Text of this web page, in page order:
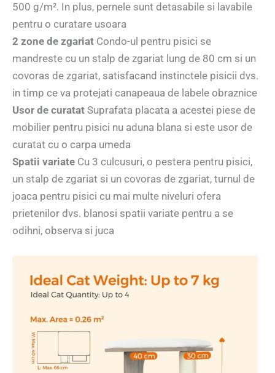
500 g/m². In plus, pernele sunt detasabile si lavabile
pentru o curatare usoara
2 zone de zgariat Condo-ul pentru pisici se
mandreste cu un stalp de zgariat lung de 80 cm si un
covoras de zgariat, satisfacand instinctele pisicii dvs.
in timp ce va protejati canapeaua de labele obraznice
Usor de curatat Suprafata placata a acestei piese de
mobilier pentru pisici nu aduna blana si este usor de
curatat cu o carpa umeda
Spatii variate Cu 3 culcusuri, o pestera pentru pisici,
un stalp de zgariat si un covoras de zgariat, turnul de
joaca pentru pisici cu mai multe niveluri ofera
prietenilor dvs. blanosi spatii variate pentru a se
odihni, observa si juca